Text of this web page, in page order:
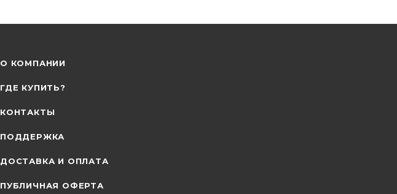
О КОМПАНИИ
ГДЕ КУПИТЬ?
КОНТАКТЫ
ПОДДЕРЖКА
ДОСТАВКА И ОПЛАТА
ПУБЛИЧНАЯ ОФЕРТА